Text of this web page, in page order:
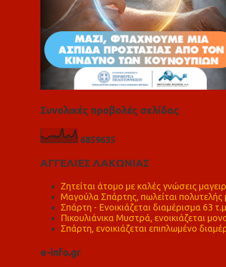
Συνολικές προβολές σελίδας
6859635
ΑΓΓΕΛΙΕΣ ΛΑΚΩΝΙΑΣ
Ζητείται άτομο με καλές γνώσεις
Μαγούλα Σπάρτης, πωλείται πολυτελής
Σπάρτη - Ενοικιάζεται διαμέρισμα 63 τ.μ
Πικουλιάνικα Μυστρά, ενοικιάζεται
Σπάρτη, ενοικιάζεται επιπλωμένο
e-info.gr